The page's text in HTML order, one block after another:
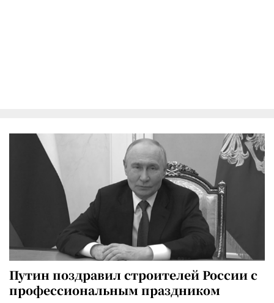
Путин поздравил строителей России с
профессиональным праздником